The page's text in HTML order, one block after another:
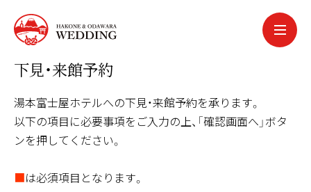
中文繁体
한국어
português
español
下見・来館予約
湯本富士屋ホテルへの下見・来館予約を承ります。
以下の項目に必要事項をご入力の上、「確認画面へ」ボタ
ンを押してください。
■は必須項目となります。